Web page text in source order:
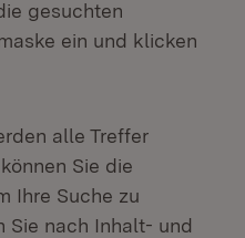
gesuchten
ein und klicken
alle Treffer
Sie die
Ihre Suche zu
Sie nach Inhalt- und